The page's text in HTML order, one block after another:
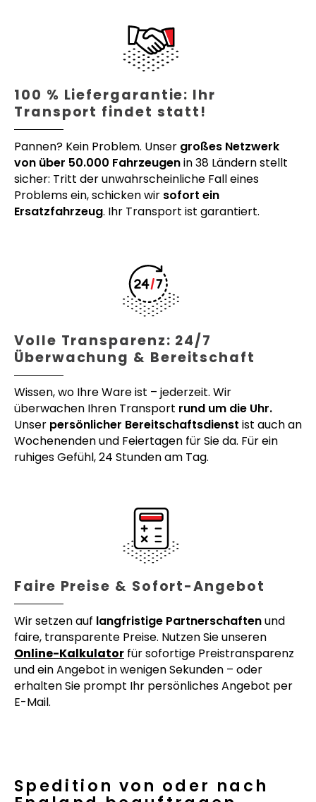
100 % Liefergarantie: Ihr
Transport findet statt!
Pannen? Kein Problem. Unser großes Netzwerk
von über 50.000 Fahrzeugenin 38 Ländern stellt
sicher: Tritt der unwahrscheinliche Fall eines
Problems ein, schicken wir sofort ein
Ersatzfahrzeug. Ihr Transport ist garantiert.
Volle Transparenz: 24/7
Überwachung & Bereitschaft
Wissen, wo Ihre Ware ist – jederzeit. Wir
überwachen Ihren Transport rund um die Uhr.
Unser persönlicher Bereitschaftsdienst ist auch an
Wochenenden und Feiertagen für Sie da. Für ein
ruhiges Gefühl, 24 Stunden am Tag.
Faire Preise & Sofort-Angebot
Wir setzen auf langfristige Partnerschaftenund
faire, transparente Preise. Nutzen Sie unseren
Online-Kalkulator für sofortige Preistransparenz
und ein Angebot in wenigen Sekunden – oder
erhalten Sie prompt Ihr persönliches Angebot per
E-Mail.
Spedition von oder nach